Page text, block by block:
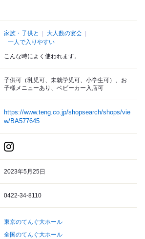
家族・子供と
大人数の宴会
一人で入りやすい
こんな時によく使われます。
子供可（乳児可、未就学児可、小学生可）、お
子様メニューあり、ベビーカー入店可
https://www.teng.co.jp/shopsearch/shops/vie
w/BA577645
2023年5月25日
0422-34-8110
東京のてんぐ大ホール
全国のてんぐ大ホール